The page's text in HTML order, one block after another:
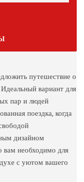
путешествие о
вариант для
пар и людей
поездка, когда
дизайном
вам необходимо для
с уютом вашего